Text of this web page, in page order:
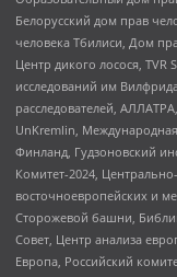
Белорусский дом прав
человека Тбилиси, Дом
Центр дикого лосося,
исследований им
расследователей,
UnKremlin,
Финланд, Гудзоновский
Комитет-2024,
восточноевропейских и
Сторожевой башни,
Совет, Центр анализа
Европа, Российский